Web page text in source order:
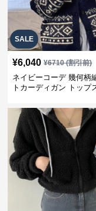
SALE
¥6,040 ¥6710(割引前)
ネイビーコーデ 幾何柄
トカーディガン トップ